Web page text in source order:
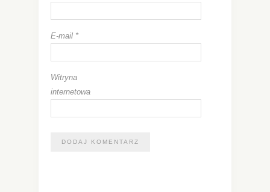
E-mail *
Witryna
internetowa